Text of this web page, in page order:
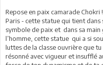
Repose en paix camarade
Paris - cette statue qui tient dans
symbole de paix et dans sa
l’homme, cette statue qui a si
luttes de la classe ouvrière que
résonné avec vigueur et insufflé